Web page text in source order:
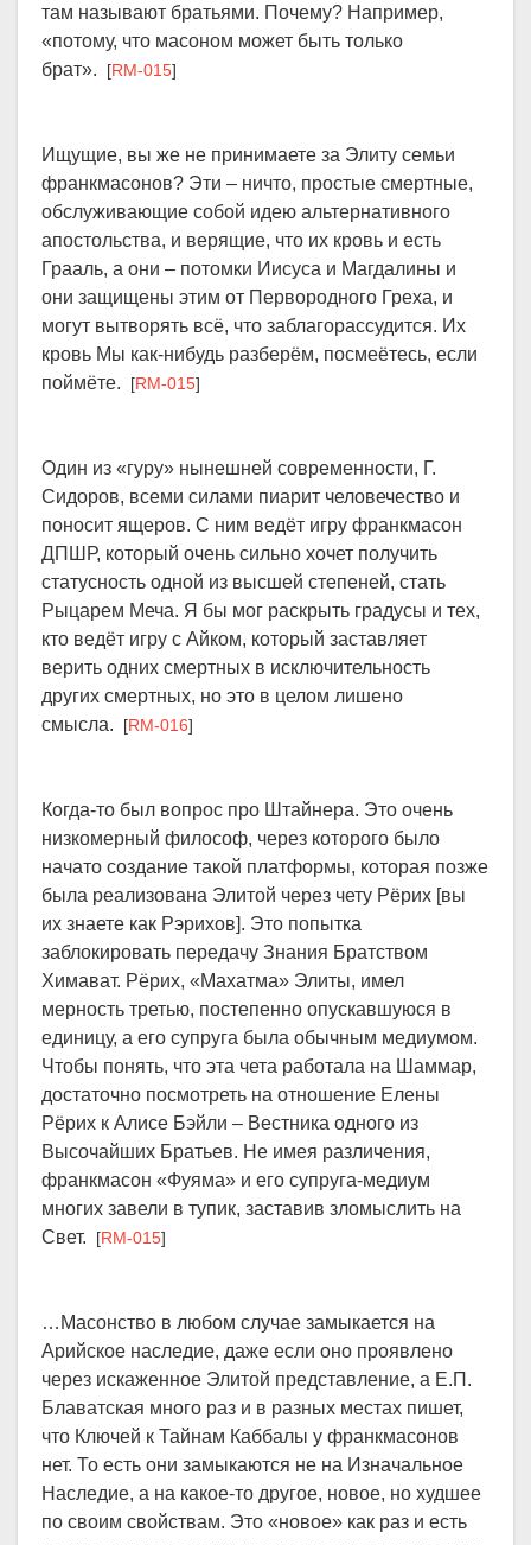
там называют братьями. Почему? Например,
«потому, что масоном может быть только
брат». [RM-015]
Ищущие, вы же не принимаете за Элиту семьи
франкмасонов? Эти – ничто, простые смертные,
обслуживающие собой идею альтернативного
апостольства, и верящие, что их кровь и есть
Грааль, а они – потомки Иисуса и Магдалины и
они защищены этим от Первородного Греха, и
могут вытворять всё, что заблагорассудится. Их
кровь Мы как-нибудь разберём, посмеётесь, если
поймёте. [RM-015]
Один из «гуру» нынешней современности, Г.
Сидоров, всеми силами пиарит человечество и
поносит ящеров. С ним ведёт игру франкмасон
ДПШР, который очень сильно хочет получить
статусность одной из высшей степеней, стать
Рыцарем Меча. Я бы мог раскрыть градусы и тех,
кто ведёт игру с Айком, который заставляет
верить одних смертных в исключительность
других смертных, но это в целом лишено
смысла. [RM-016]
Когда-то был вопрос про Штайнера. Это очень
низкомерный философ, через которого было
начато создание такой платформы, которая позже
была реализована Элитой через чету Рёрих [вы
их знаете как Рэрихов]. Это попытка
заблокировать передачу Знания Братством
Химават. Рёрих, «Махатма» Элиты, имел
мерность третью, постепенно опускавшуюся в
единицу, а его супруга была обычным медиумом.
Чтобы понять, что эта чета работала на Шаммар,
достаточно посмотреть на отношение Елены
Рёрих к Алисе Бэйли – Вестника одного из
Высочайших Братьев. Не имея различения,
франкмасон «Фуяма» и его супруга-медиум
многих завели в тупик, заставив зломыслить на
Свет. [RM-015]
…Масонство в любом случае замыкается на
Арийское наследие, даже если оно проявлено
через искаженное Элитой представление, а Е.П.
Блаватская много раз и в разных местах пишет,
что Ключей к Тайнам Каббалы у франкмасонов
нет. То есть они замыкаются не на Изначальное
Наследие, а на какое-то другое, новое, но худшее
по своим свойствам. Это «новое» как раз и есть